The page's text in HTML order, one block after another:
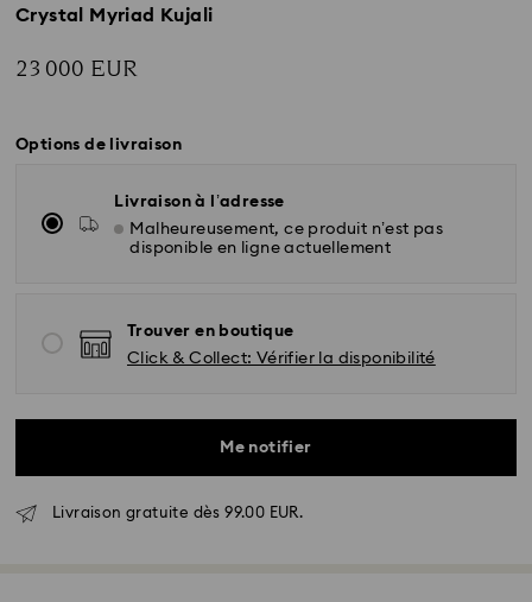
Crystal Myriad Kujali
23 000 EUR
Options de livraison
Livraison à l’adresse
Malheureusement, ce produit n’est pas
disponible en ligne actuellement
Trouver en boutique
Click & Collect: Vérifier la disponibilité
Me notifier
Livraison gratuite dès 99.00 EUR.